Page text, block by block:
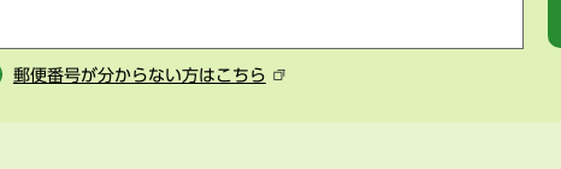
郵便番号が分からない方はこちら